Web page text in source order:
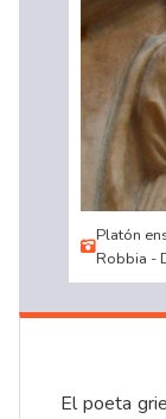
Platón
Robbia -
El poeta